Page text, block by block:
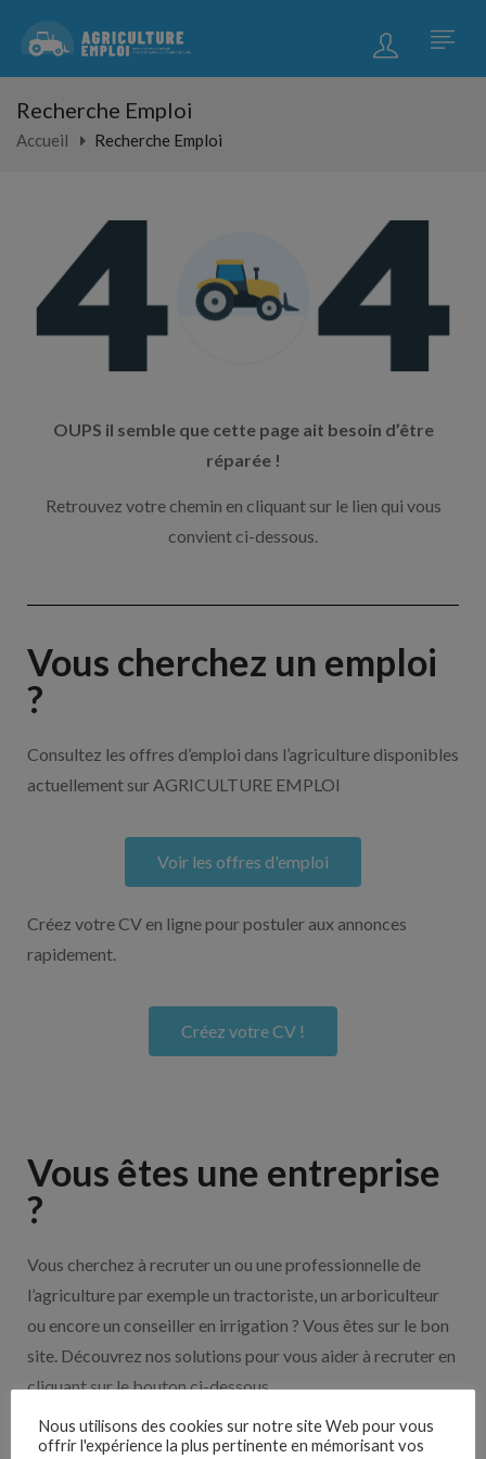
Recherche Emploi
Accueil Recherche Emploi
OUPS il semble que cette page ait besoin d’être
réparée !
Retrouvez votre chemin en cliquant sur le lien qui vous
convient ci-dessous.
Vous cherchez un emploi
?
Consultez les offres d’emploi dans l’agriculture disponibles
actuellement sur AGRICULTURE EMPLOI
Voir les offres d'emploi
Créez votre CV en ligne pour postuler aux annonces
rapidement.
Créez votre CV !
Vous êtes une entreprise
?
Vous cherchez à recruter un ou une professionnelle de
l’agriculture par exemple un tractoriste, un arboriculteur
ou encore un conseiller en irrigation ? Vous êtes sur le bon
site. Découvrez nos solutions pour vous aider à recruter en
cliquant sur le bouton ci-dessous.
Nos solutions entreprises
Nous utilisons des cookies sur notre site Web pour vous
offrir l'expérience la plus pertinente en mémorisant vos